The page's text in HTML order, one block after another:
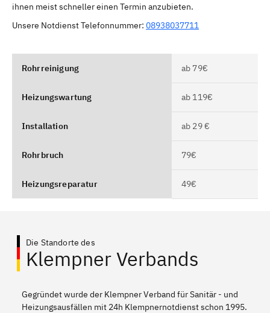
ihnen meist schneller einen Termin anzubieten.
Unsere Notdienst Telefonnummer: 08938037711
Rohrreinigung ab 79€
Heizungswartung ab 119€
Installation ab 29 €
Rohrbruch 79€
Heizungsreparatur 49€
Die Standorte des
Klempner Verbands
Gegründet wurde der Klempner Verband für Sanitär - und
Heizungsausfällen mit 24h Klempnernotdienst schon 1995.